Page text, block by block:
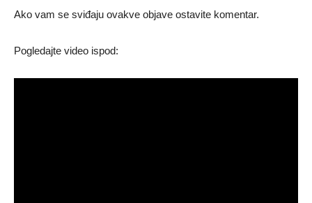
Ako vam se sviđaju ovakve objave ostavite komentar.
Pogledajte video ispod: